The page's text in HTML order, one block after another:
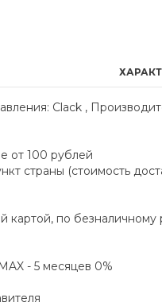
Clack ,
от 100 рублей
страны (стоимость
картой, по
- 5 месяцев 0%